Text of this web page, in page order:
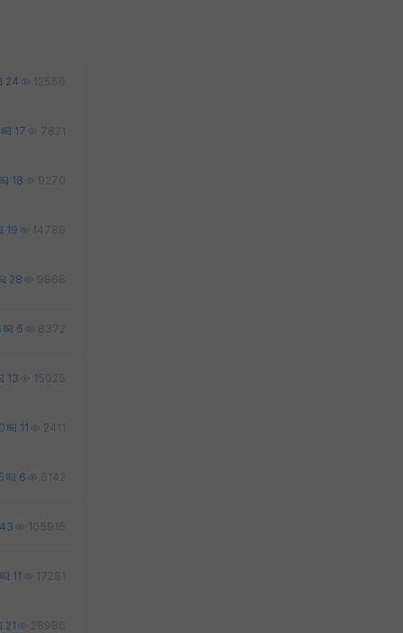
24 12556
17 7821
18 9270
19 14788
28 9868
6 8372
13 15025
11 2411
6 6142
43 105915
11 17281
21 28986